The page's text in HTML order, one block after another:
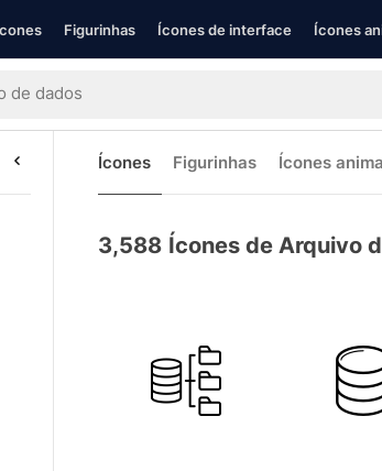
Figurinhas Ícones de interface Ícones
Ícones Figurinhas Ícones
3,588 Ícones de Arquivo